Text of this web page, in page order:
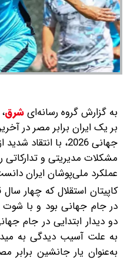
به گزارش گروه رسانه‌ایشرق،
بر یک ایران برابر مصر در
جهانی 2026، با
مشکلات مدیریتی و تدارکاتی
عملکرد ملی‌پوشان ایران
کاپیتان استقلال که چهار
در جام جهانی بود و با شوت
به علت آسیب دیدگی به
به‌عنوان یار جانشین